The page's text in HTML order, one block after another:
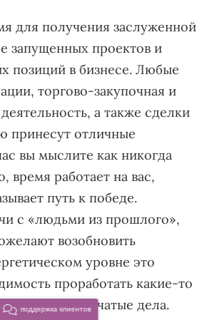
для получения заслуженной
запущенных проектов и
позиций в бизнесе. Любые
торгово-закупочная и
а также сделки
принесут отличные
вы мыслите как никогда
время работает на вас,
путь к победе.
с «людьми из прошлого»,
возобновить
уровне это
проработать какие-то
завершить начатые дела.
поддержка клиентов